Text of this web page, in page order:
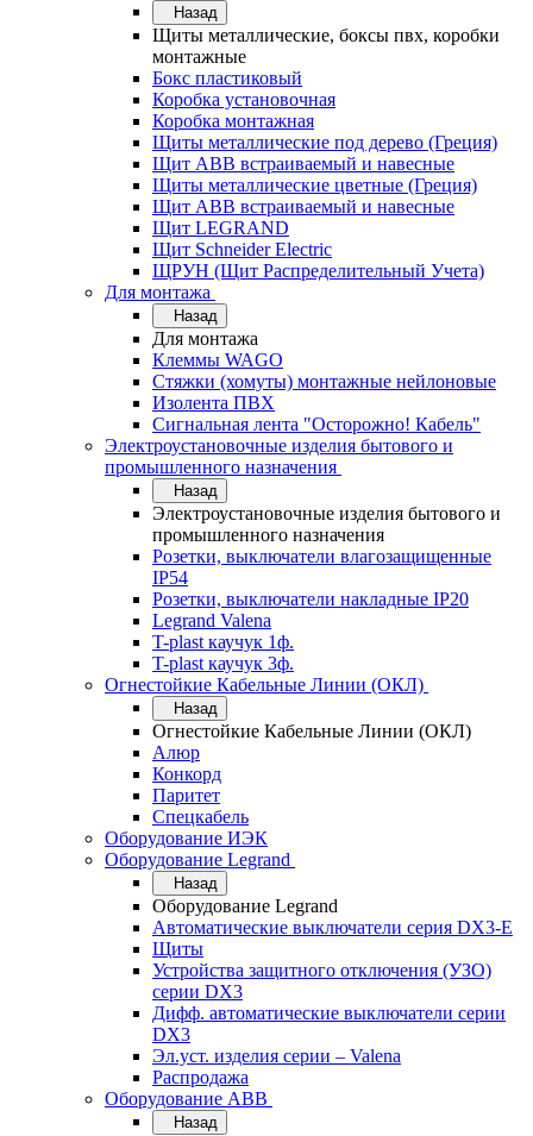
Назад
Щиты металлические, боксы пвх, коробки
монтажные
Бокс пластиковый
Коробка установочная
Коробка монтажная
Щиты металлические под дерево (Греция)
Щит ABB встраиваемый и навесные
Щиты металлические цветные (Греция)
Щит ABB встраиваемый и навесные
Щит LEGRAND
Щит Schneider Electric
ЩРУН (Щит Распределительный Учета)
Для монтажа
Назад
Для монтажа
Клеммы WAGO
Стяжки (хомуты) монтажные нейлоновые
Изолента ПВХ
Сигнальная лента "Осторожно! Кабель"
Электроустановочные изделия бытового и
промышленного назначения
Назад
Электроустановочные изделия бытового и
промышленного назначения
Розетки, выключатели влагозащищенные
IP54
Розетки, выключатели накладные IP20
Legrand Valena
T-plast каучук 1ф.
T-plast каучук 3ф.
Огнестойкие Кабельные Линии (ОКЛ)
Назад
Огнестойкие Кабельные Линии (ОКЛ)
Алюр
Конкорд
Паритет
Спецкабель
Оборудование ИЭК
Оборудование Legrand
Назад
Оборудование Legrand
Автоматические выключатели серия DX3-E
Щиты
Устройства защитного отключения (УЗО)
серии DX3
Дифф. автоматические выключатели серии
DX3
Эл.уст. изделия серии – Valena
Распродажа
Оборудование АВВ
Назад